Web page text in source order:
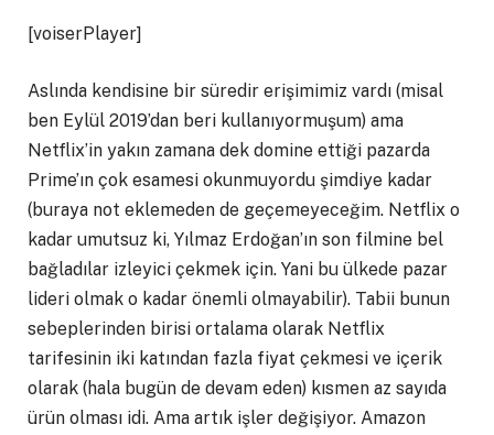
[voiserPlayer]
Aslında kendisine bir süredir erişimimiz vardı (misal
ben Eylül 2019’dan beri kullanıyormuşum) ama
Netflix’in yakın zamana dek domine ettiği pazarda
Prime’ın çok esamesi okunmuyordu şimdiye kadar
(buraya not eklemeden de geçemeyeceğim. Netflix o
kadar umutsuz ki, Yılmaz Erdoğan’ın son filmine bel
bağladılar izleyici çekmek için. Yani bu ülkede pazar
lideri olmak o kadar önemli olmayabilir). Tabii bunun
sebeplerinden birisi ortalama olarak Netflix
tarifesinin iki katından fazla fiyat çekmesi ve içerik
olarak (hala bugün de devam eden) kısmen az sayıda
ürün olması idi. Ama artık işler değişiyor. Amazon